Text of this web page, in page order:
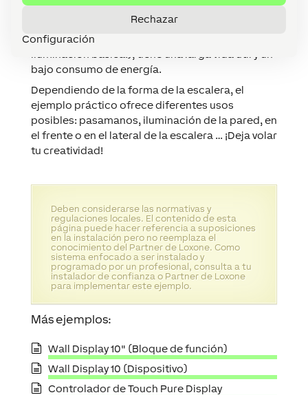
Rechazar
Configuración
adecuadas para la iluminación indirecta de
escaleras. Proporciona luz cálida pero brillante y
no deslumbra. También es regulable (¡útil para
bajo consumo de energía.
Dependiendo de la forma de la escalera, el
ejemplo práctico ofrece diferentes usos
posibles: pasamanos, iluminación de la pared, en
el frente o en el lateral de la escalera … ¡Deja volar
tu creatividad!
Deben considerarse las normativas y
regulaciones locales. El contenido de esta
página puede hacer referencia a suposiciones
en la instalación pero no reemplaza el
conocimiento del Partner de Loxone. Como
sistema enfocado a ser instalado y
programado por un profesional, consulta a tu
instalador de confianza o Partner de Loxone
para implementar este ejemplo.
Más ejemplos:
Wall Display 10" (Bloque de función)
Wall Display 10 (Dispositivo)
Controlador de Touch Pure Display